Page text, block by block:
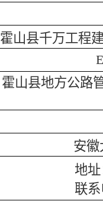
霍山县千万工程
霍山县地方公路
安徽
地
联